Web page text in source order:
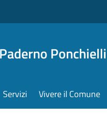
Ponchielli
Servizi Vivere il Comune